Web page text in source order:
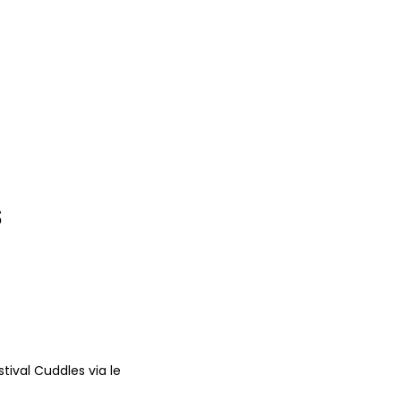
Cuddles via le